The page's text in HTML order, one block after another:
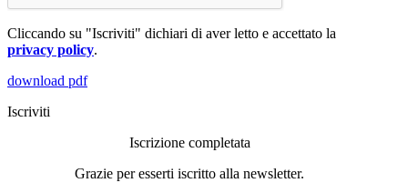
Cliccando su "Iscriviti" dichiari di aver letto e accettato la
privacy policy.
download pdf
Iscriviti
Iscrizione completata
Grazie per esserti iscritto alla newsletter.